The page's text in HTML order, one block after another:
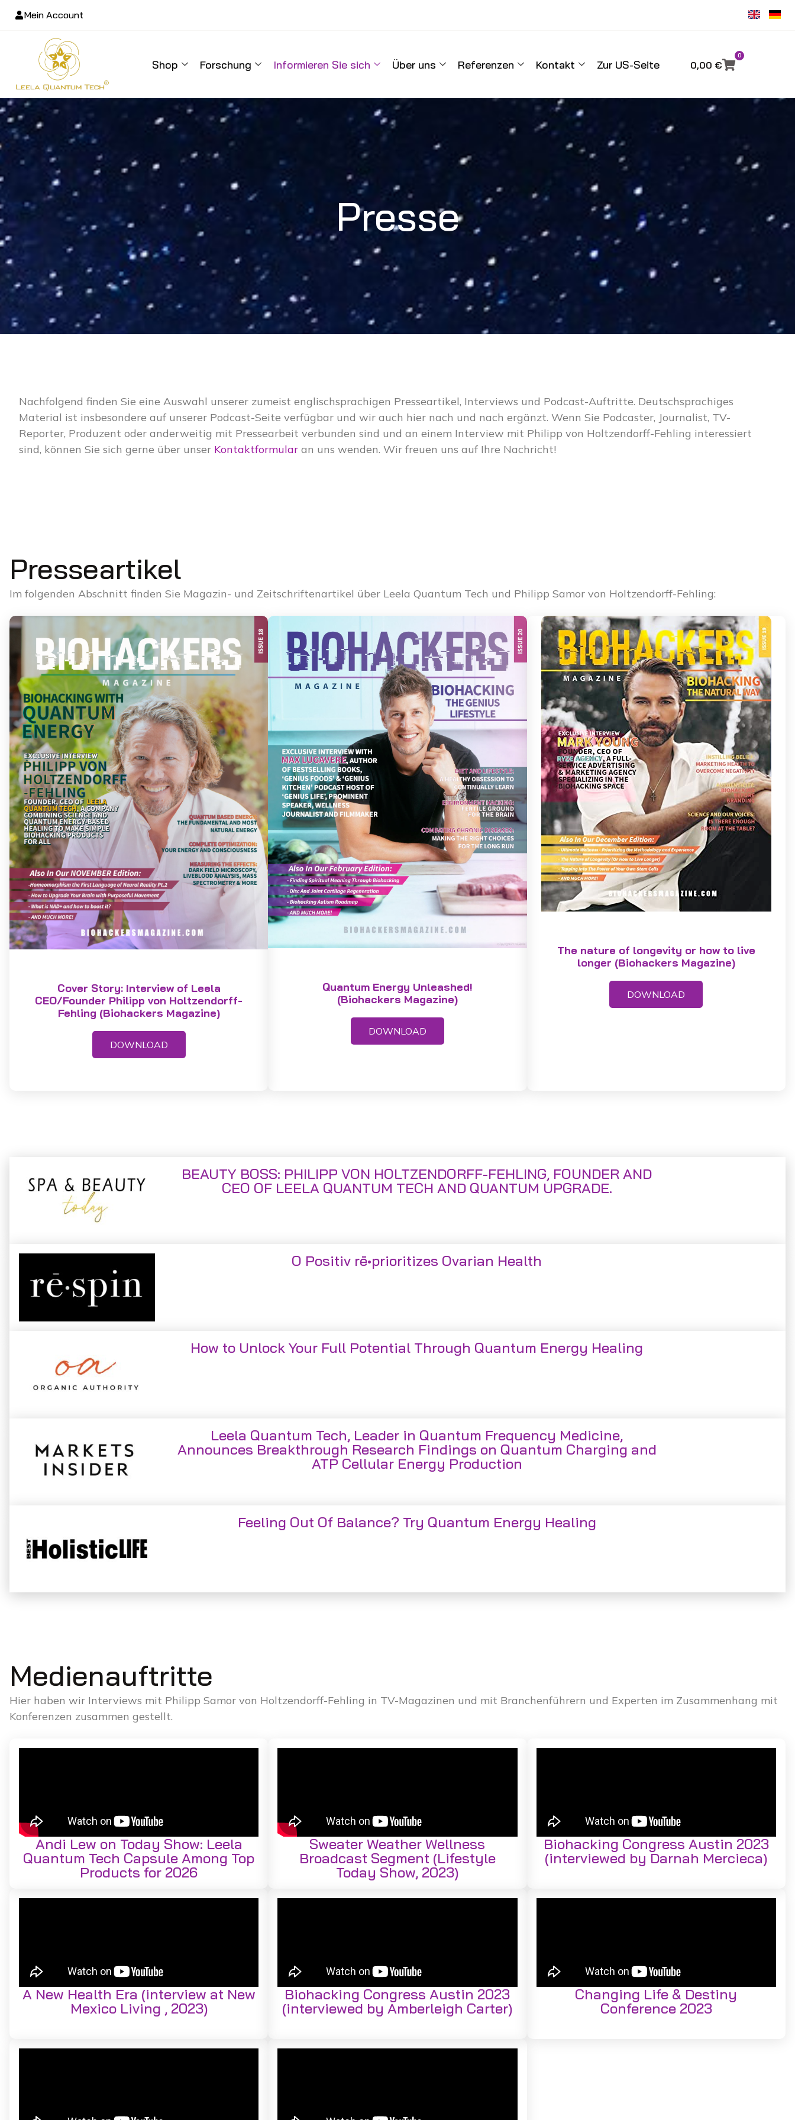
Mein Account
Shop Forschung Informieren Sie sich Über uns Referenzen Kontakt Zur US-Seite 0,00 €
0
Presse
Nachfolgend finden Sie eine Auswahl unserer zumeist englischsprachigen Presseartikel, Interviews und Podcast-Auftritte. Deutschsprachiges
Material ist insbesondere auf unserer Podcast-Seite verfügbar und wir auch hier nach und nach ergänzt. Wenn Sie Podcaster, Journalist, TV-
Reporter, Produzent oder anderweitig mit Pressearbeit verbunden sind und an einem Interview mit Philipp von Holtzendorff-Fehling interessiert
sind, können Sie sich gerne über unser Kontaktformular an uns wenden. Wir freuen uns auf Ihre Nachricht!
Presseartikel
Im folgenden Abschnitt finden Sie Magazin- und Zeitschriftenartikel über Leela Quantum Tech und Philipp Samor von Holtzendorff-Fehling:
Cover Story: Interview of Leela
CEO/Founder Philipp von Holtzendorff-
Fehling (Biohackers Magazine)
DOWNLOAD
Quantum Energy Unleashed!
(Biohackers Magazine)
DOWNLOAD
The nature of longevity or how to live
longer (Biohackers Magazine)
DOWNLOAD
BEAUTY BOSS: PHILIPP VON HOLTZENDORFF-FEHLING, FOUNDER AND
CEO OF LEELA QUANTUM TECH AND QUANTUM UPGRADE.
O Positiv rē•prioritizes Ovarian Health
How to Unlock Your Full Potential Through Quantum Energy Healing
Leela Quantum Tech, Leader in Quantum Frequency Medicine,
Announces Breakthrough Research Findings on Quantum Charging and
ATP Cellular Energy Production
Feeling Out Of Balance? Try Quantum Energy Healing
Medienauftritte
Hier haben wir Interviews mit Philipp Samor von Holtzendorff-Fehling in TV-Magazinen und mit Branchenführern und Experten im Zusammenhang mit
Konferenzen zusammen gestellt.
Andi Lew on Today Show: Leela
Quantum Tech Capsule Among Top
Products for 2026
Sweater Weather Wellness
Broadcast Segment (Lifestyle
Today Show, 2023)
Biohacking Congress Austin 2023
(interviewed by Darnah Mercieca)
A New Health Era (interview at New
Mexico Living , 2023)
Biohacking Congress Austin 2023
(interviewed by Amberleigh Carter)
Changing Life & Destiny
Conference 2023